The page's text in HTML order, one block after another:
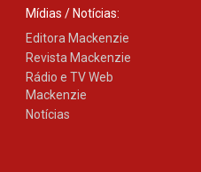
Mídias / Notícias:
Editora Mackenzie
Revista Mackenzie
Rádio e TV Web
Mackenzie
Notícias